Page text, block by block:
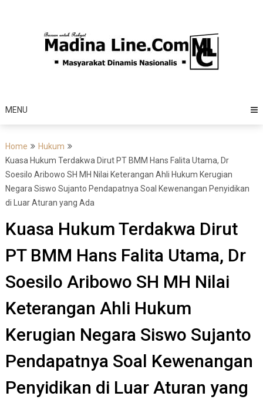
MENU
Home
Hukum
Kuasa Hukum Terdakwa Dirut PT BMM Hans Falita Utama, Dr
Soesilo Aribowo SH MH Nilai Keterangan Ahli Hukum Kerugian
Negara Siswo Sujanto Pendapatnya Soal Kewenangan Penyidikan
di Luar Aturan yang Ada
Kuasa Hukum Terdakwa Dirut
PT BMM Hans Falita Utama, Dr
Soesilo Aribowo SH MH Nilai
Keterangan Ahli Hukum
Kerugian Negara Siswo Sujanto
Pendapatnya Soal Kewenangan
Penyidikan di Luar Aturan yang